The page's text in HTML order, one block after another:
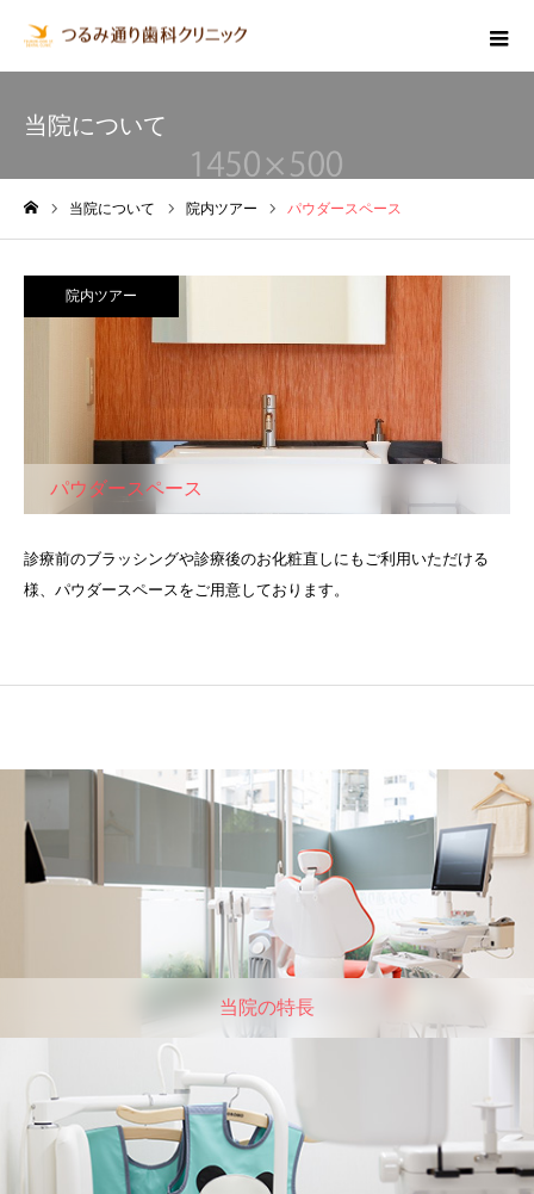
当院について
当院について 院内ツアー パウダースペース
院内ツアー
パウダースペース
診療前のブラッシングや診療後のお化粧直しにもご利用いただける
様、パウダースペースをご用意しております。
当院の特⻑